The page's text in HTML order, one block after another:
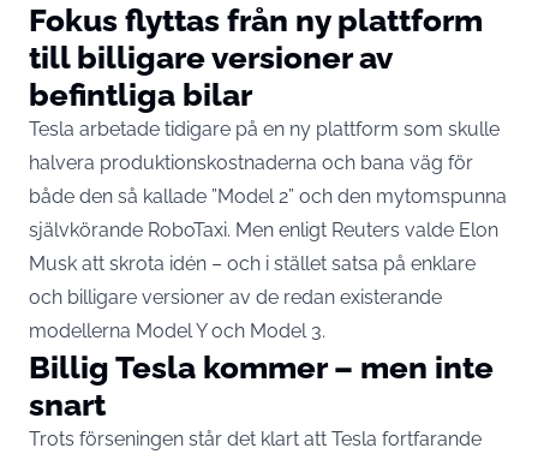
Fokus flyttas från ny plattform
till billigare versioner av
befintliga bilar
Tesla arbetade tidigare på en ny plattform som skulle
halvera produktionskostnaderna och bana väg för
både den så kallade ”Model 2” och den mytomspunna
självkörande RoboTaxi. Men enligt Reuters valde Elon
Musk att skrota idén – och i stället satsa på enklare
och billigare versioner av de redan existerande
modellerna Model Y och Model 3.
Billig Tesla kommer – men inte
snart
Trots förseningen står det klart att Tesla fortfarande